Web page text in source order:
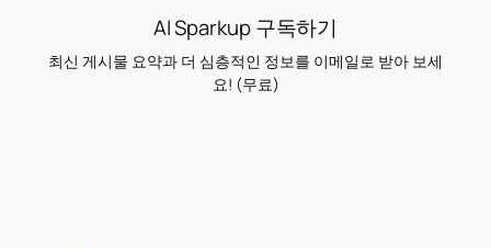
AI Sparkup 구독하기
최신 게시물 요약과 더 심층적인 정보를 이메일로 받아 보세
요! (무료)